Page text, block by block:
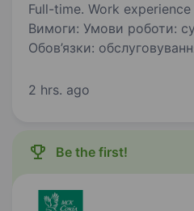
Full-time. Work
Вимоги: Умови роботи: сутки через троє
Обов’язки:
2 hrs. ago
Be the first!